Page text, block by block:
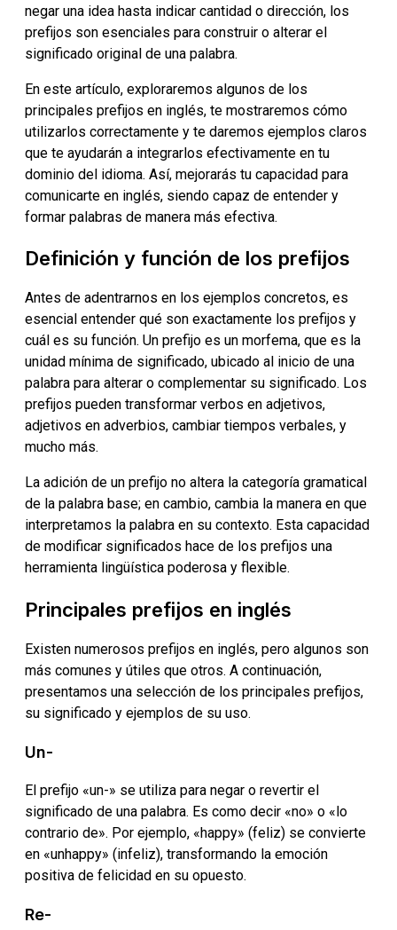
negar una idea hasta indicar cantidad o dirección, los
prefijos son esenciales para construir o alterar el
significado original de una palabra.
En este artículo, exploraremos algunos de los
principales prefijos en inglés, te mostraremos cómo
utilizarlos correctamente y te daremos ejemplos claros
que te ayudarán a integrarlos efectivamente en tu
dominio del idioma. Así, mejorarás tu capacidad para
comunicarte en inglés, siendo capaz de entender y
formar palabras de manera más efectiva.
Definición y función de los prefijos
Antes de adentrarnos en los ejemplos concretos, es
esencial entender qué son exactamente los prefijos y
cuál es su función. Un prefijo es un morfema, que es la
unidad mínima de significado, ubicado al inicio de una
palabra para alterar o complementar su significado. Los
prefijos pueden transformar verbos en adjetivos,
adjetivos en adverbios, cambiar tiempos verbales, y
mucho más.
La adición de un prefijo no altera la categoría gramatical
de la palabra base; en cambio, cambia la manera en que
interpretamos la palabra en su contexto. Esta capacidad
de modificar significados hace de los prefijos una
herramienta lingüística poderosa y flexible.
Principales prefijos en inglés
Existen numerosos prefijos en inglés, pero algunos son
más comunes y útiles que otros. A continuación,
presentamos una selección de los principales prefijos,
su significado y ejemplos de su uso.
Un-
El prefijo «un-» se utiliza para negar o revertir el
significado de una palabra. Es como decir «no» o «lo
contrario de». Por ejemplo, «happy» (feliz) se convierte
en «unhappy» (infeliz), transformando la emoción
positiva de felicidad en su opuesto.
Re-